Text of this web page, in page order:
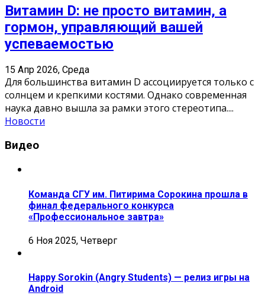
Витамин D: не просто витамин, а
гормон, управляющий вашей
успеваемостью
15 Апр 2026, Среда
Для большинства витамин D ассоциируется только с
солнцем и крепкими костями. Однако современная
наука давно вышла за рамки этого стереотипа....
Новости
Видео
Команда СГУ им. Питирима Сорокина прошла в
финал федерального конкурса
«Профессиональное завтра»
6 Ноя 2025, Четверг
Happy Sorokin (Angry Students) — релиз игры на
Android